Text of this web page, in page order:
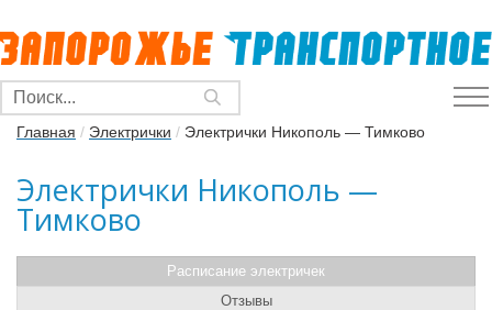
Главная / Электрички / Электрички Никополь — Тимково
Электрички Никополь —
Тимково
Расписание электричек
Отзывы